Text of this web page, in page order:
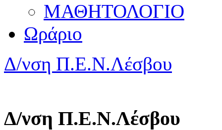
ΜΑΘΗΤΟΛΟΓΙΟ
Ωράριο
Δ/νση Π.Ε.Ν.Λέσβου
Δ/νση Π.Ε.Ν.Λέσβου